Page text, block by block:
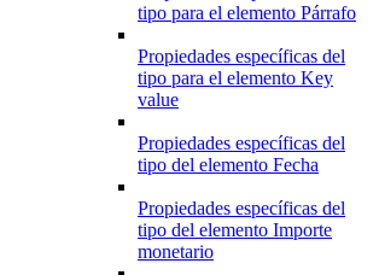
tipo para el elemento Párrafo
Propiedades específicas del
tipo para el elemento Key
value
Propiedades específicas del
tipo del elemento Fecha
Propiedades específicas del
tipo del elemento Importe
monetario